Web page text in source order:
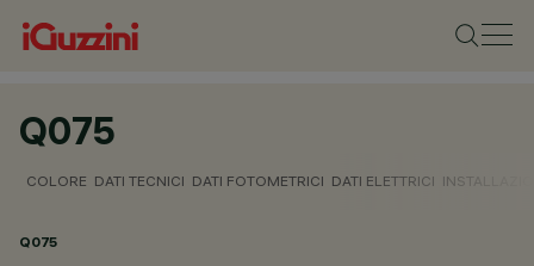
Q075
COLORE DATI TECNICI DATI FOTOMETRICI DATI ELETTRICI
Q075